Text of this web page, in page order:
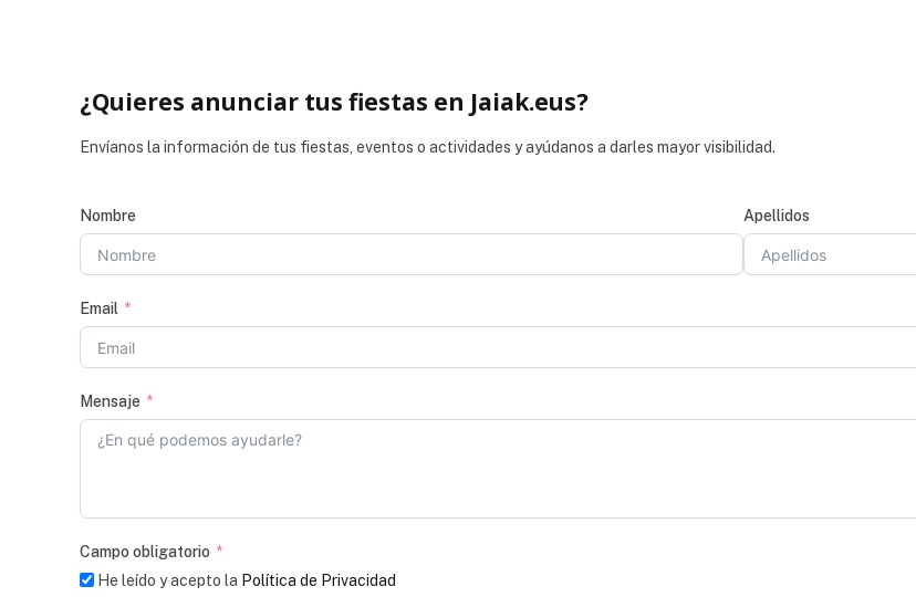
¿Quieres anunciar tus fiestas en Jaiak.eus?
Envíanos la información de tus fiestas, eventos o actividades y ayúdanos a darles mayor visibilidad.
Nombre Apellidos
Email
Mensaje
Campo obligatorio
He leído y acepto la Política de Privacidad